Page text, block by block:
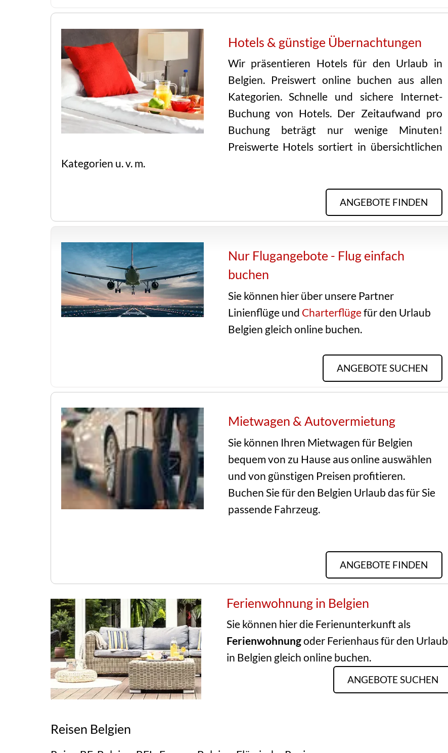
Hotels & günstige Übernachtungen
Wir präsentieren Hotels für den Urlaub in
Belgien. Preiswert online buchen aus allen
Kategorien. Schnelle und sichere Internet-
Buchung von Hotels. Der Zeitaufwand pro
Buchung beträgt nur wenige Minuten!
Preiswerte Hotels sortiert in übersichtlichen
Kategorien u. v. m.
ANGEBOTE FINDEN
Nur Flugangebote - Flug einfach
buchen
Sie können hier über unsere Partner
Linienflüge und Charterflügefür den Urlaub
Belgien gleich online buchen.
ANGEBOTE SUCHEN
Mietwagen & Autovermietung
Sie können Ihren Mietwagen für Belgien
bequem von zu Hause aus online auswählen
und von günstigen Preisen profitieren.
Buchen Sie für den Belgien Urlaub das für Sie
passende Fahrzeug.
ANGEBOTE FINDEN
Ferienwohnung in Belgien
Sie können hier die Ferienunterkunft als
Ferienwohnungoder Ferienhaus für den Urlaub
in Belgien gleich online buchen.
ANGEBOTE SUCHEN
Reisen Belgien